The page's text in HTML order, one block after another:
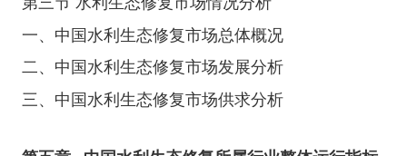
一、中国水利生态修复市场总体概况
二、中国水利生态修复市场发展分析
三、中国水利生态修复市场供求分析